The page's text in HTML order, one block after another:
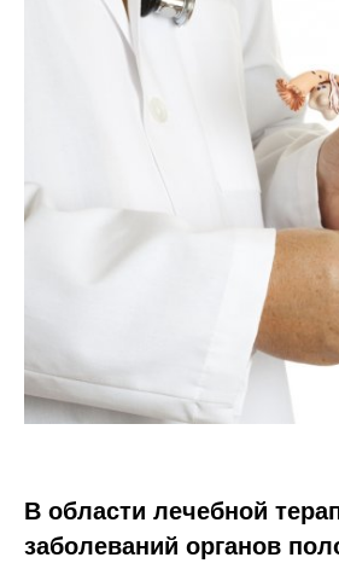
В области лечебной
заболеваний органов